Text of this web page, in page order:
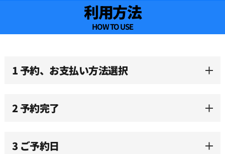
11:00
11:30
利用方法
HOW TO USE
1 予約、お支払い方法選択
2 予約完了
3 ご予約日